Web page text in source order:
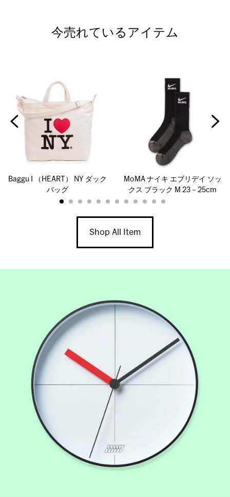
今売れているアイテム
Baggu I （HEART） NY ダック
バッグ
MoMA ナイキ エブリデイ ソッ
クス ブラック M 23－25cm
Shop All Item